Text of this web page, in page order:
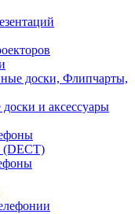
доски, Флипчарты,
и аксессуары
(DECT)